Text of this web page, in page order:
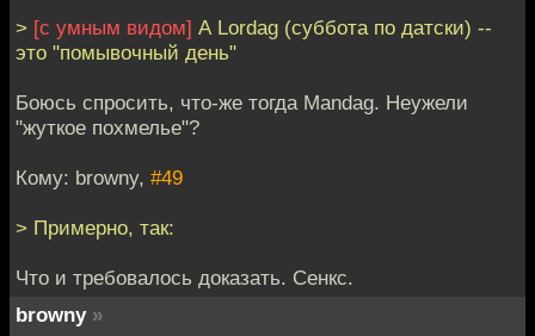
> [с умным видом] А Lordag (суббота по датски) --
это "помывочный день"
Боюсь спросить, что-же тогда Mandag. Неужели
"жуткое похмелье"?
Кому: browny, #49
> Примерно, так:
Что и требовалось доказать. Сенкс.
browny »